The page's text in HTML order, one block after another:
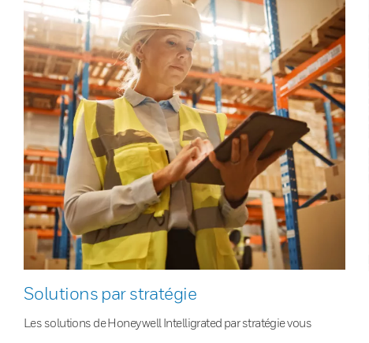
Solutions par stratégie
Les solutions de Honeywell Intelligrated par stratégie vous